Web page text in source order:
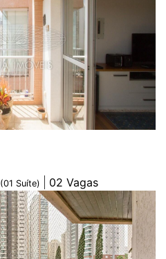
(01 Suíte) 02 Vagas